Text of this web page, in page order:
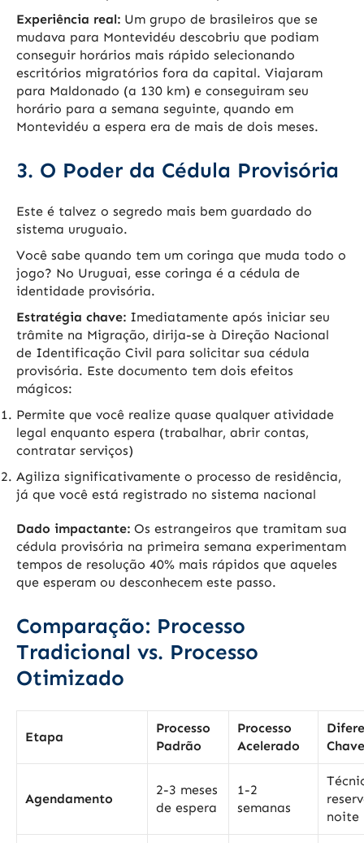
Experiência real: Um grupo de brasileiros que se
mudava para Montevidéu descobriu que podiam
conseguir horários mais rápido selecionando
escritórios migratórios fora da capital. Viajaram
para Maldonado (a 130 km) e conseguiram seu
horário para a semana seguinte, quando em
Montevidéu a espera era de mais de dois meses.
3. O Poder da Cédula Provisória
Este é talvez o segredo mais bem guardado do
sistema uruguaio.
Você sabe quando tem um coringa que muda todo o
jogo? No Uruguai, esse coringa é a cédula de
identidade provisória.
Estratégia chave: Imediatamente após iniciar seu
trâmite na Migração, dirija-se à Direção Nacional
de Identificação Civil para solicitar sua cédula
provisória. Este documento tem dois efeitos
mágicos:
Permite que você realize quase qualquer atividade
legal enquanto espera (trabalhar, abrir contas,
contratar serviços)
Agiliza significativamente o processo de residência,
já que você está registrado no sistema nacional
Dado impactante: Os estrangeiros que tramitam sua
cédula provisória na primeira semana experimentam
tempos de resolução 40% mais rápidos que aqueles
que esperam ou desconhecem este passo.
Comparação: Processo
Tradicional vs. Processo
Otimizado
Etapa
Processo
Padrão
Processo
Acelerado
Chave
Agendamento
2-3 meses
de espera
1-2
semanas
noite